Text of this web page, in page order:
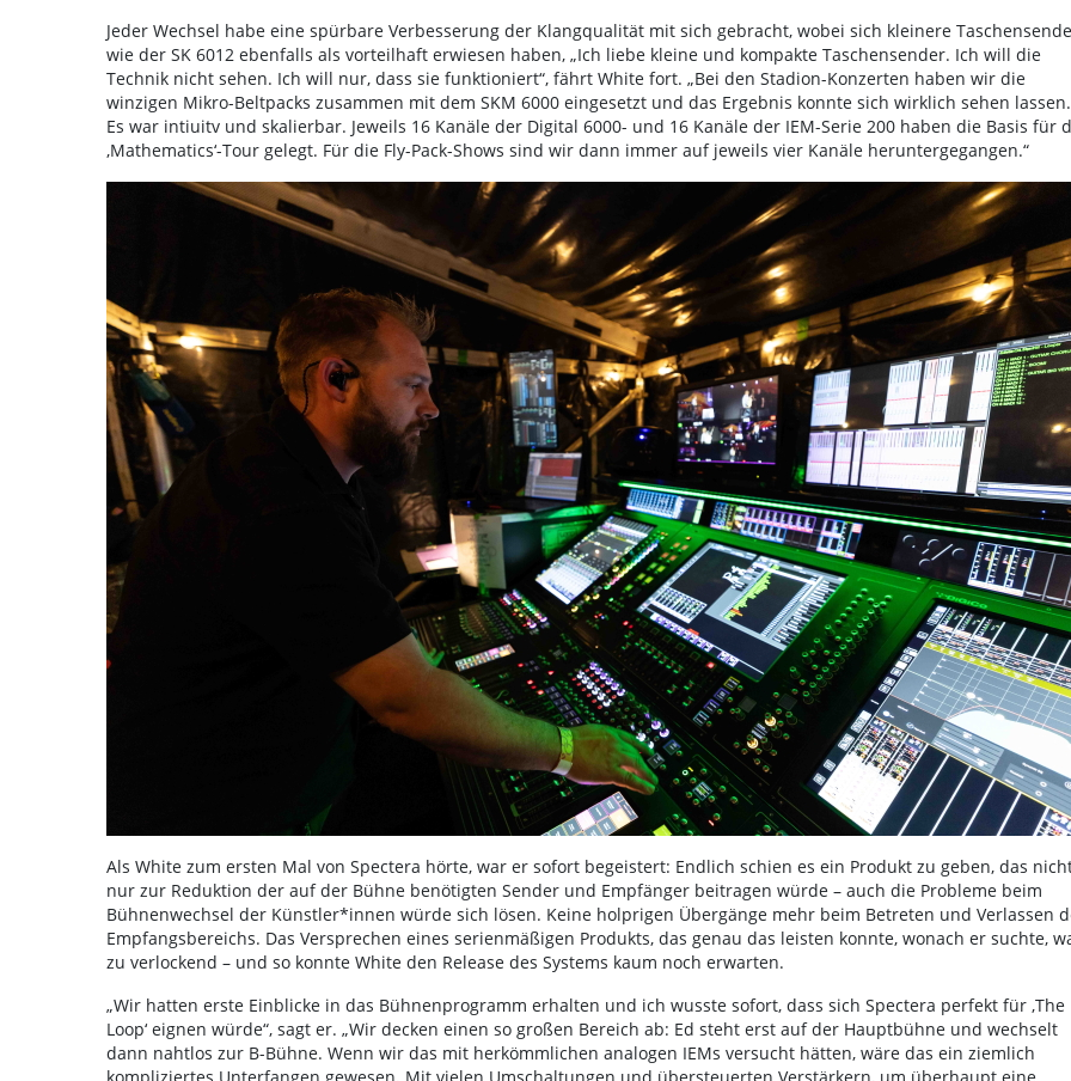
Jeder Wechsel habe eine spürbare Verbesserung der Klangqualität mit sich gebracht, wobei sich kleinere
wie der SK 6012 ebenfalls als vorteilhaft erwiesen haben, „Ich liebe kleine und kompakte Taschensender. Ich will die
Technik nicht sehen. Ich will nur, dass sie funktioniert“, fährt White fort. „Bei den Stadion-Konzerten haben wir die
winzigen Mikro-Beltpacks zusammen mit dem SKM 6000 eingesetzt und das Ergebnis konnte sich wirklich sehen lassen.
Es war intiuitv und skalierbar. Jeweils 16 Kanäle der Digital 6000- und 16 Kanäle der IEM-Serie 200 haben die Basis für
‚Mathematics‘-Tour gelegt. Für die Fly-Pack-Shows sind wir dann immer auf jeweils vier Kanäle heruntergegangen.“
Als White zum ersten Mal von Spectera hörte, war er sofort begeistert: Endlich schien es ein Produkt zu geben, das
nur zur Reduktion der auf der Bühne benötigten Sender und Empfänger beitragen würde – auch die Probleme beim
Bühnenwechsel der Künstler*innen würde sich lösen. Keine holprigen Übergänge mehr beim Betreten und Verlassen
Empfangsbereichs. Das Versprechen eines serienmäßigen Produkts, das genau das leisten konnte, wonach er suchte,
zu verlockend – und so konnte White den Release des Systems kaum noch erwarten.
„Wir hatten erste Einblicke in das Bühnenprogramm erhalten und ich wusste sofort, dass sich Spectera perfekt für ‚The
Loop‘ eignen würde“, sagt er. „Wir decken einen so großen Bereich ab: Ed steht erst auf der Hauptbühne und wechselt
dann nahtlos zur B-Bühne. Wenn wir das mit herkömmlichen analogen IEMs versucht hätten, wäre das ein ziemlich